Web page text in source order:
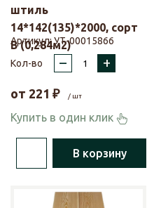
штиль
14*142(135)*2000, сорт
В (0,284м2)
Артикул:УТ-00015866
Кол-во
– +
от 221 ₽ / шт
Купить в один клик
В корзину